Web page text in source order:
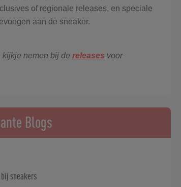
of regionale releases, en speciale
aan de sneaker.
nemen bij de releases voor
Blogs
sneakers